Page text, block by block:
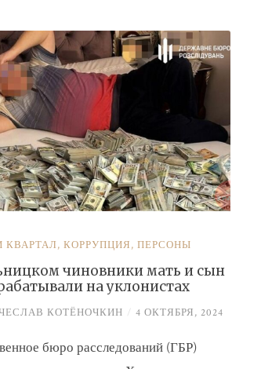
налогов»
КВАРТАЛ, КОРРУПЦИЯ, ПЕРСОНЫ
чиновники мать и сын
на уклонистах
КОТЁНОЧКИН / 4 ОКТЯБРЯ, 2024
бюро расследований (ГБР)